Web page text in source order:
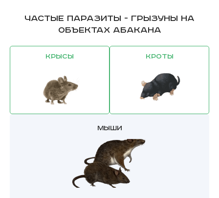
Частые паразиты - грызуны на
объектах Абакана
Крысы Кроты
Мыши